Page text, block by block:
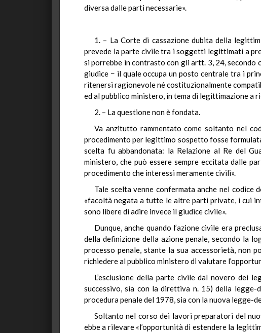
diversa dalle parti necessarie».
1. – La Corte di cassazione dubita della
prevede la parte civile tra i soggetti legittimati a
si porrebbe in contrasto con gli artt. 3, 24, secondo
giudice − il quale occupa un posto centrale tra i
ritenersi ragionevole né costituzionalmente
ed al pubblico ministero, in tema di legittimazione a
2. – La questione non è fondata.
Va anzitutto rammentato come soltanto nel
procedimento per legittimo sospetto fosse
scelta fu abbandonata: la Relazione al Re del
ministero, che può essere sempre eccitata dalle
procedimento che interessi meramente civili».
Tale scelta venne confermata anche nel
«facoltà negata a tutte le altre parti private, i cui
sono libere di adire invece il giudice civile».
Dunque, anche quando l’azione civile era
della definizione della azione penale, secondo la
processo penale, stante la sua accessorietà, non
richiedere al pubblico ministero di valutare
L’esclusione della parte civile dal novero dei
successivo, sia con la direttiva n. 15) della
procedura penale del 1978, sia con la nuova
Soltanto nel corso dei lavori preparatori del
ebbe a rilevare «l’opportunità di estendere la